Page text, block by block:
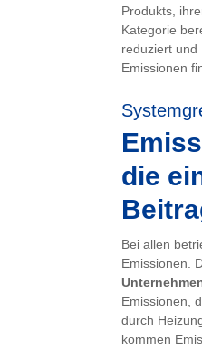
Produkts,
Kategorie
reduziert und
Emissionen
die
Bei allen
Emissionen.
Emissionen,
durch
kommen